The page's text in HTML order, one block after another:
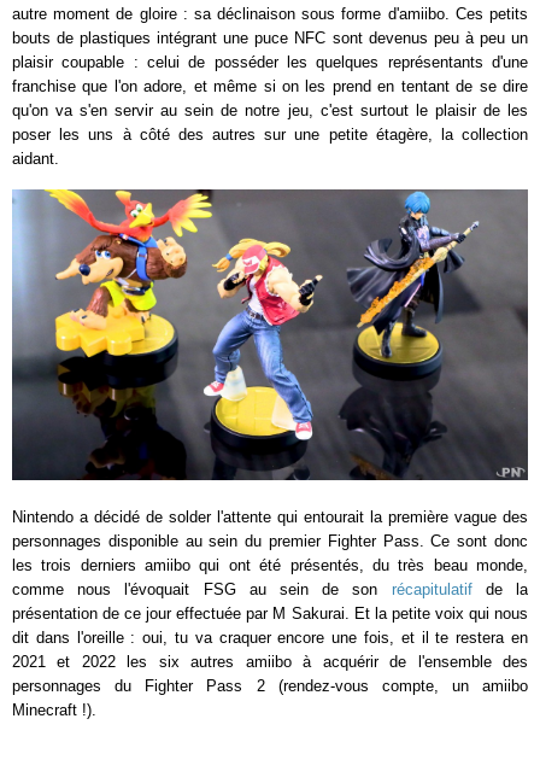
autre moment de gloire : sa déclinaison sous forme d'amiibo. Ces petits
bouts de plastiques intégrant une puce NFC sont devenus peu à peu un
plaisir coupable : celui de posséder les quelques représentants d'une
franchise que l'on adore, et même si on les prend en tentant de se dire
qu'on va s'en servir au sein de notre jeu, c'est surtout le plaisir de les
poser les uns à côté des autres sur une petite étagère, la collection
aidant.
Nintendo a décidé de solder l'attente qui entourait la première vague des
personnages disponible au sein du premier Fighter Pass. Ce sont donc
les trois derniers amiibo qui ont été présentés, du très beau monde,
comme nous l'évoquait FSG au sein de son récapitulatifde la
présentation de ce jour effectuée par M Sakurai. Et la petite voix qui nous
dit dans l'oreille : oui, tu va craquer encore une fois, et il te restera en
2021 et 2022 les six autres amiibo à acquérir de l'ensemble des
personnages du Fighter Pass 2 (rendez-vous compte, un amiibo
Minecraft !).